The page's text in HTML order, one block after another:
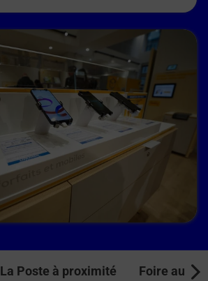
La Poste à proximité Foire aux